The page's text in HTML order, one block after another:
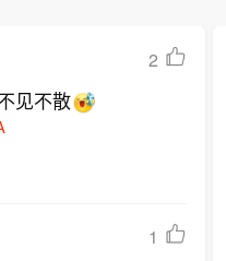
2
见不散
1